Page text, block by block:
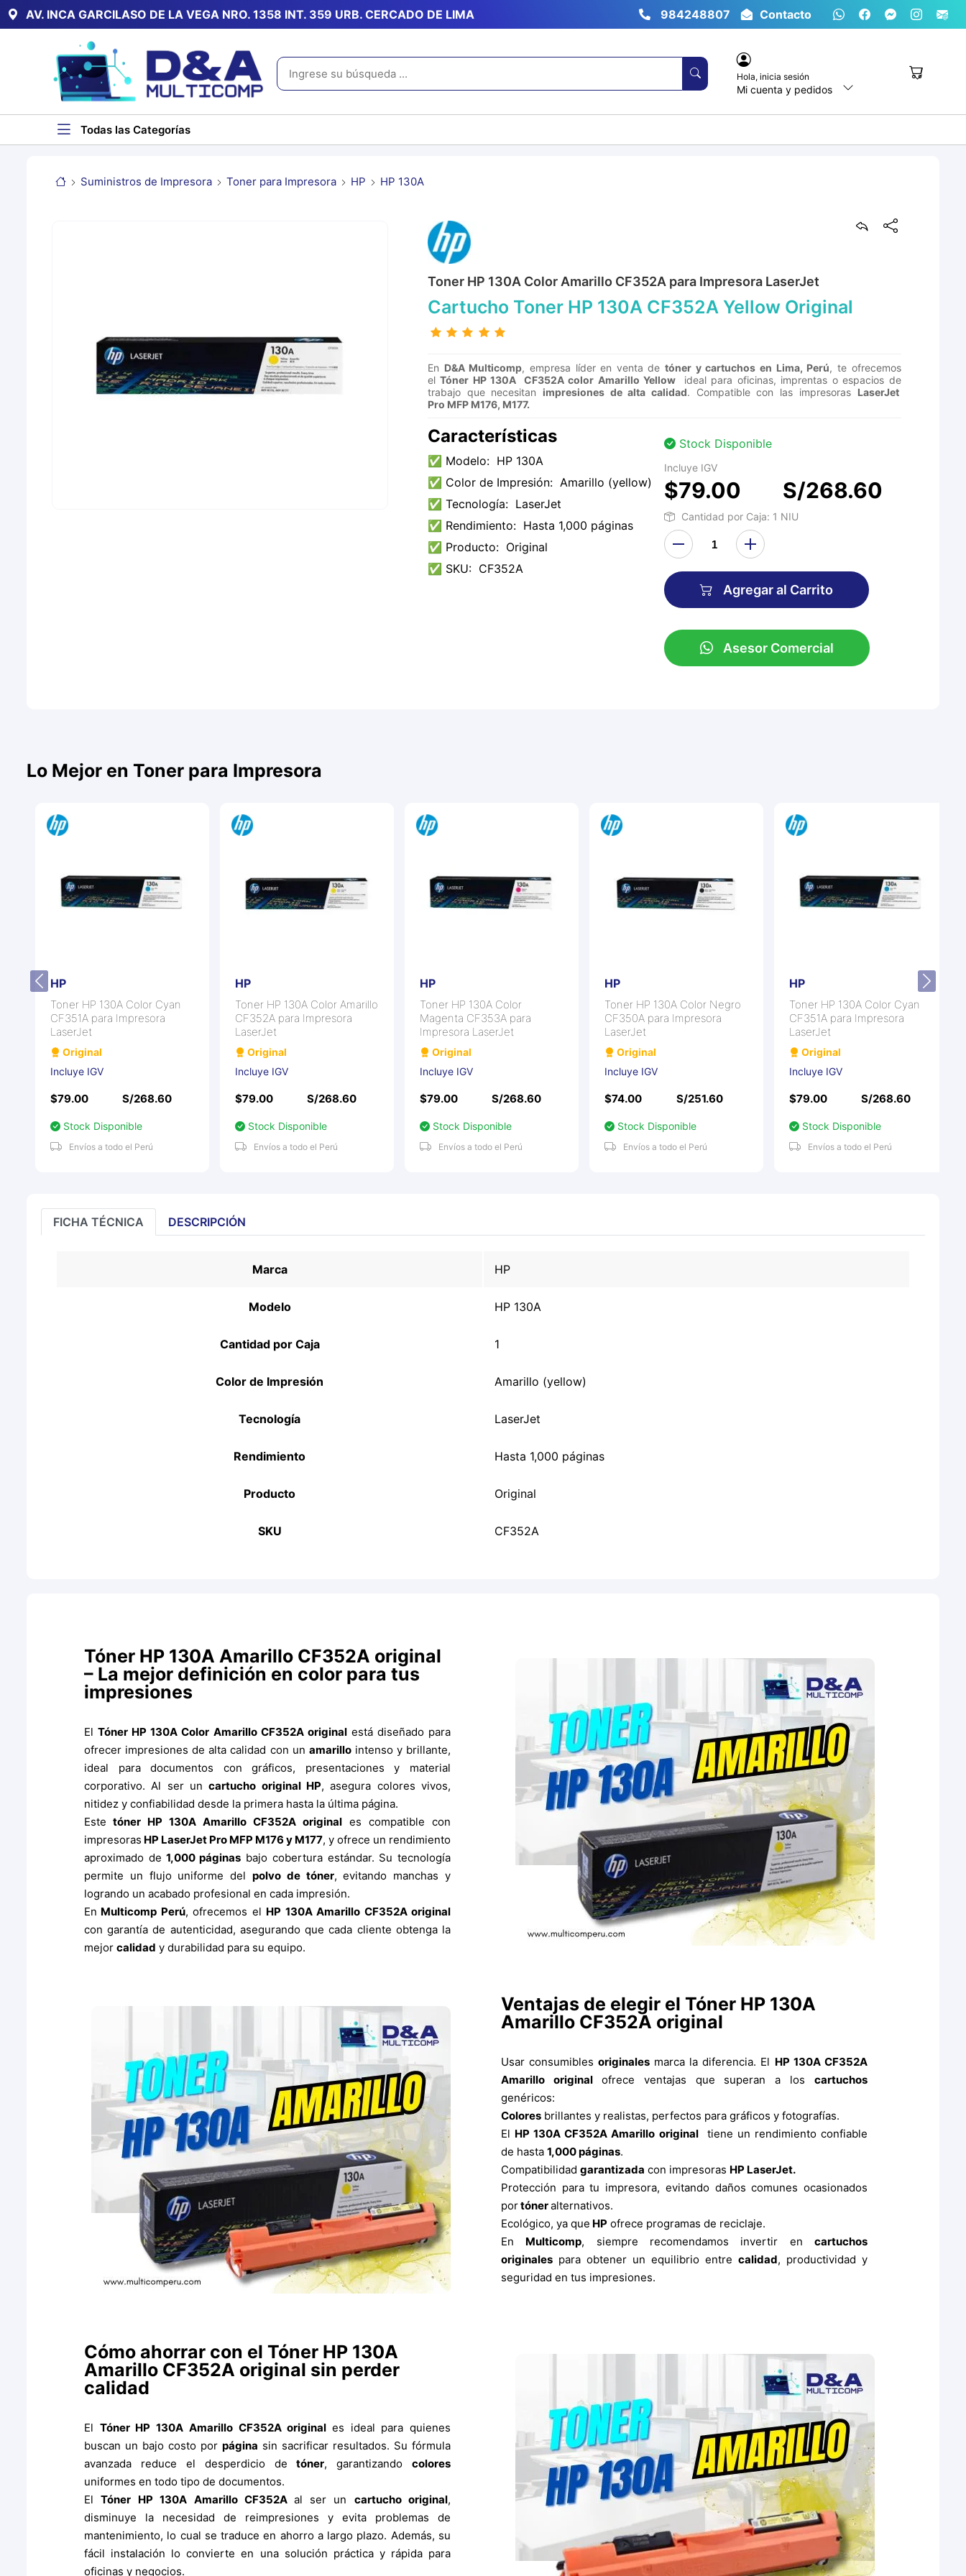
AV. INCA GARCILASO DE LA VEGA NRO. 1358 INT. 359 URB. CERCADO DE LIMA 984248807 Contacto
Hola, inicia sesión
Mi cuenta y pedidos
Todas las Categorías
Suministros de Impresora Toner para Impresora HP HP 130A
Toner HP 130A Color Amarillo CF352A para Impresora LaserJet
Cartucho Toner HP 130A CF352A Yellow Original
En D&A Multicomp, empresa líder en venta detóner y cartuchos en Lima, Perú, te ofrecemos
elTóner HP 130A CF352A color Amarillo Yellow
ideal para oficinas, imprentas o espacios de
trabajo que necesitanimpresiones de alta calidad. Compatible con las impresoras LaserJet
Pro MFP M176, M177.
Características
✅ Modelo: HP 130A
✅ Color de Impresión: Amarillo (yellow)
✅ Tecnología: LaserJet
✅ Rendimiento: Hasta 1,000 páginas
✅ Producto: Original
✅ SKU: CF352A
Stock Disponible
Incluye IGV
$79.00 S/268.60
Cantidad por Caja: 1 NIU
Agregar al Carrito
Asesor Comercial
Lo Mejor en Toner para Impresora
HP
Toner HP 130A Color Cyan
CF351A para Impresora
LaserJet
Original
Incluye IGV
$79.00 S/268.60
Stock Disponible
Envíos a todo el Perú
HP
Toner HP 130A Color Amarillo
CF352A para Impresora
LaserJet
Original
Incluye IGV
$79.00 S/268.60
Stock Disponible
Envíos a todo el Perú
HP
Toner HP 130A Color
Magenta CF353A para
Impresora LaserJet
Original
Incluye IGV
$79.00 S/268.60
Stock Disponible
Envíos a todo el Perú
HP
Toner HP 130A Color Negro
CF350A para Impresora
LaserJet
Original
Incluye IGV
$74.00 S/251.60
Stock Disponible
Envíos a todo el Perú
HP
Toner HP 130A Color Cyan
CF351A para Impresora
LaserJet
Original
Incluye IGV
$79.00 S/268.60
Stock Disponible
Envíos a todo el Perú
FICHA TÉCNICA DESCRIPCIÓN
Marca HP
Modelo HP 130A
Cantidad por Caja 1
Color de Impresión Amarillo (yellow)
Tecnología LaserJet
Rendimiento Hasta 1,000 páginas
Producto Original
SKU CF352A
Tóner HP 130A Amarillo CF352A original
– La mejor definición en color para tus
impresiones
ElTóner HP 130A Color Amarillo CF352A originalestá diseñado para
ofrecer impresiones de alta calidad con un amarillointenso y brillante,
ideal para documentos con gráficos, presentaciones y material
corporativo. Al ser uncartucho original HP, asegura colores vivos,
nitidez y confiabilidad desde la primera hasta la última página.
Este tóner HP 130A Amarillo CF352A original es compatible con
impresoras HP LaserJet Pro MFP M176 y M177, y ofrece un rendimiento
aproximado de 1,000 páginas bajo cobertura estándar. Su tecnología
permite un flujo uniforme del polvo de tóner, evitando manchas y
logrando un acabado profesional en cada impresión.
En Multicomp Perú, ofrecemos el HP 130A Amarillo CF352A original
con garantía de autenticidad, asegurando que cada cliente obtenga la
mejor calidad y durabilidad para su equipo.
Ventajas de elegir el Tóner HP 130A
Amarillo CF352A original
Usar consumiblesoriginales marca la diferencia. El HP 130A CF352A
Amarillo original ofrece ventajas que superan a los cartuchos
genéricos:
Colores brillantes y realistas, perfectos para gráficos y fotografías.
El HP 130A CF352A Amarillo originaltiene un rendimiento confiable
de hasta 1,000 páginas.
Compatibilidad garantizada con impresoras HP LaserJet.
Protección para tu impresora, evitando daños comunes ocasionados
portóneralternativos.
Ecológico, ya que HP ofrece programas de reciclaje.
En Multicomp, siempre recomendamos invertir encartuchos
originales para obtener un equilibrio entre calidad, productividad y
seguridad en tus impresiones.
Cómo ahorrar con el Tóner HP 130A
Amarillo CF352A original sin perder
calidad
El Tóner HP 130A Amarillo CF352A original es ideal para quienes
buscan un bajo costo por página sin sacrificar resultados. Su fórmula
avanzada reduce el desperdicio de tóner, garantizando colores
uniformes en todo tipo de documentos.
ElTóner HP 130A Amarillo CF352Aal ser un cartucho original,
disminuye la necesidad de reimpresiones y evita problemas de
mantenimiento, lo cual se traduce en ahorro a largo plazo. Además, su
fácil instalación lo convierte en una solución práctica y rápida para
oficinas y negocios.